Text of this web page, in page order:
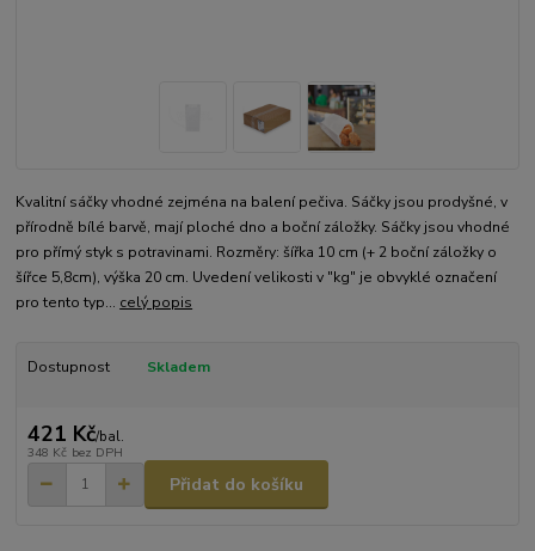
Kvalitní sáčky vhodné zejména na balení pečiva. Sáčky jsou prodyšné, v
přírodně bílé barvě, mají ploché dno a boční záložky. Sáčky jsou vhodné
pro přímý styk s potravinami. Rozměry: šířka 10 cm (+ 2 boční záložky o
šířce 5,8cm), výška 20 cm. Uvedení velikosti v "kg" je obvyklé označení
pro tento typ... celý popis
Dostupnost Skladem
421 Kč/bal.
348 Kč bez DPH
Přidat do košíku